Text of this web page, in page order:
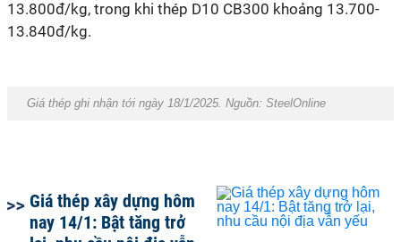
13.800đ/kg, trong khi thép D10 CB300 khoảng 13.700-
13.840đ/kg.
Giá thép ghi nhận tới ngày 18/1/2025. Nguồn: SteelOnline
Giá thép xây dựng hôm
nay 14/1: Bật tăng trở